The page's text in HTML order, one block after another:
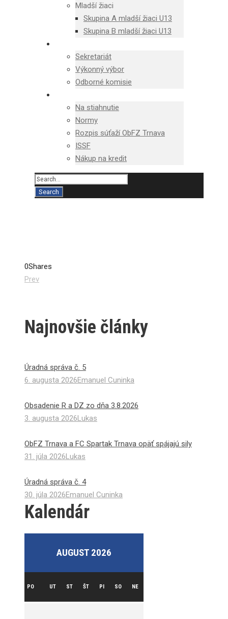
Mladší žiaci
Skupina A mladší žiaci U13
Skupina B mladší žiaci U13
Sekretariát
Výkonný výbor
Odborné komisie
Na stiahnutie
Normy
Rozpis súťaží ObFZ Trnava
ISSF
Nákup na kredit
0Shares
Prev
Najnovšie články
Úradná správa č. 5
6. augusta 2026Emanuel Cuninka
Obsadenie R a DZ zo dňa 3.8.2026
3. augusta 2026Lukas
ObFZ Trnava a FC Spartak Trnava opäť spájajú sily
31. júla 2026Lukas
Úradná správa č. 4
30. júla 2026Emanuel Cuninka
Kalendár
AUGUST 2026
PO UT ST ŠT PI SO NE